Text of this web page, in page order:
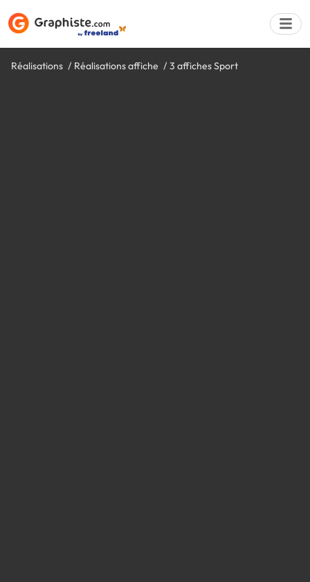
Réalisations Réalisations affiche 3 affiches Sport